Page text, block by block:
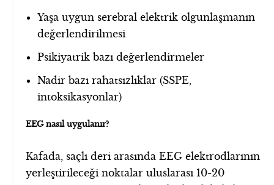
Yaşa uygun serebral elektrik olgunlaşmanın
değerlendirilmesi
Psikiyatrik bazı değerlendirmeler
Nadir bazı rahatsızlıklar (SSPE,
intoksikasyonlar)
EEG nasıl uygulanır?
Kafada, saçlı deri arasında EEG elektrodlarının
yerleştirileceği noktalar uluslarası 10-20